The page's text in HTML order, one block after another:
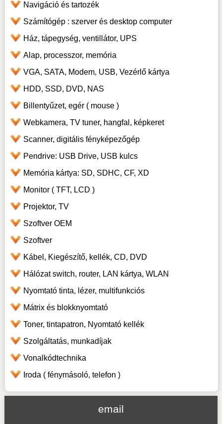
Navigáció és tartozék
Számítógép : szerver és desktop computer
Ház, tápegység, ventillátor, UPS
Alap, processzor, memória
VGA, SATA, Modem, USB, Vezérlő kártya
HDD, SSD, DVD, NAS
Billentyűzet, egér ( mouse )
Webkamera, TV tuner, hangfal, képkeret
Scanner, digitális fényképezőgép
Pendrive: USB Drive, USB kulcs
Memória kártya: SD, SDHC, CF, XD
Monitor ( TFT, LCD )
Projektor, TV
Szoftver OEM
Szoftver
Kábel, Kiegészítő, kellék, CD, DVD
Hálózat switch, router, LAN kártya, WLAN
Nyomtató tinta, lézer, multifunkciós
Mátrix és blokknyomtató
Toner, tintapatron, Nyomtató kellék
Szolgáltatás, munkadíjak
Vonalkódtechnika
Iroda ( fénymásoló, telefon )
email